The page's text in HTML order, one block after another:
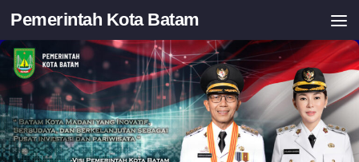
Skip to content
Pemerintah Kota Batam